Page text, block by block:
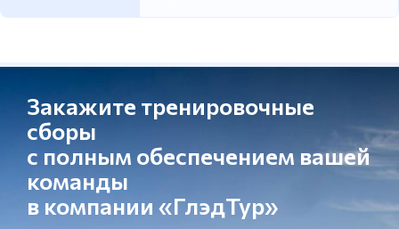
Закажите тренировочные
сборы
с полным обеспечением вашей
команды
в компании «ГлэдТур»